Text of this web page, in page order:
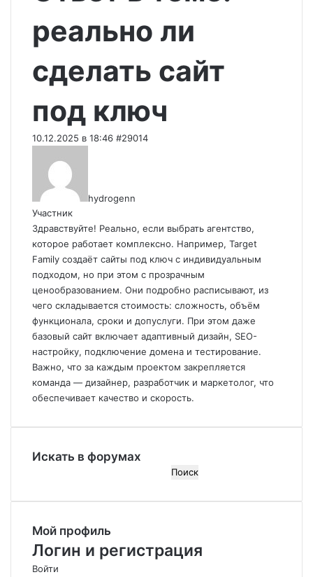
реально ли
сделать сайт
под ключ
10.12.2025 в 18:46 #29014
hydrogenn
Участник
Здравствуйте! Реально, если выбрать агентство,
которое работает комплексно. Например, Target
Family создаёт сайты под ключ с индивидуальным
подходом, но при этом с прозрачным
ценообразованием. Они подробно расписывают, из
чего складывается стоимость: сложность, объём
функционала, сроки и допуслуги. При этом даже
базовый сайт включает адаптивный дизайн, SEO-
настройку, подключение домена и тестирование.
Важно, что за каждым проектом закрепляется
команда — дизайнер, разработчик и маркетолог, что
обеспечивает качество и скорость.
Искать в форумах
и
к
:
Мой профиль
Логин и регистрация
Войти